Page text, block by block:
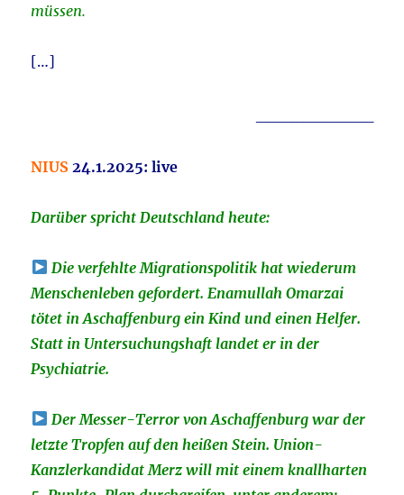
müssen.
[…]
NIUS 24.1.2025: live
Darüber spricht Deutschland heute:
Die verfehlte Migrationspolitik hat wiederum
Menschenleben gefordert. Enamullah Omarzai
tötet in Aschaffenburg ein Kind und einen Helfer.
Statt in Untersuchungshaft landet er in der
Psychiatrie.
Der Messer-Terror von Aschaffenburg war der
letzte Tropfen auf den heißen Stein. Union-
Kanzlerkandidat Merz will mit einem knallharten